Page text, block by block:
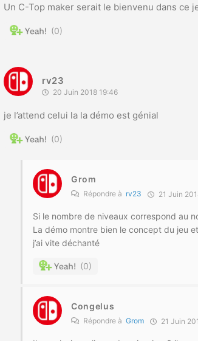
Un C-Top maker serait le bienvenu dans ce
0
rv23
20 Juin 2018 19:46
je l’attend celui la la démo est génial
0
Grom
Répondre à rv23 21 Juin
Si le nombre de niveaux correspond au
La démo montre bien le concept du jeu
j’ai vite déchanté
0
Congelus
Répondre à Grom 21 Juin